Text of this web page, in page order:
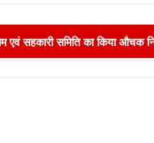
एवं सहकारी समिति का किया औचक